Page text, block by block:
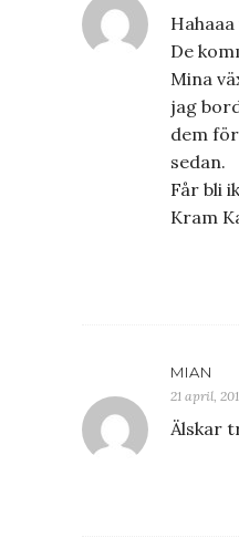
De
Mina
jag
dem
sedan.
Får bli
Kram
MIAN
21 april,
Älskar